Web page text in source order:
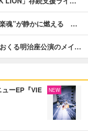
魂”が静かに燃える …
くる明治座公演のメイ…
ーEP『VIE
NEW